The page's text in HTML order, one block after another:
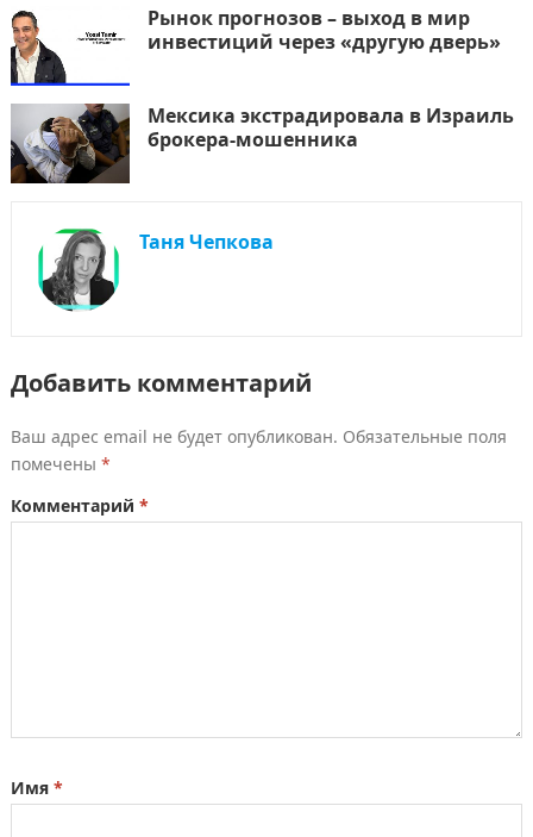
Рынок прогнозов – выход в мир
инвестиций через «другую дверь»
Мексика экстрадировала в Израиль
брокера-мошенника
Таня Чепкова
Добавить комментарий
Ваш адрес email не будет опубликован. Обязательные поля
помечены *
Комментарий *
Имя *